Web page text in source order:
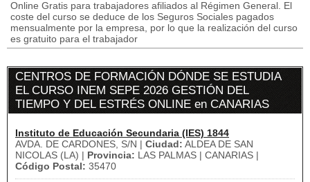
Online Gratis para trabajadores afiliados al Régimen General. El
coste del curso se deduce de los Seguros Sociales pagados
mensualmente por la empresa, por lo que la realización del curso
es gratuito para el trabajador
CENTROS DE FORMACIÓN DÓNDE SE ESTUDIA
EL CURSO INEM SEPE 2026 GESTIÓN DEL
TIEMPO Y DEL ESTRÉS ONLINE en CANARIAS
Instituto de Educación Secundaria (IES) 1844
AVDA. DE CARDONES, S/N | Ciudad: ALDEA DE SAN
NICOLAS (LA) | Provincia: LAS PALMAS | CANARIAS |
Código Postal: 35470